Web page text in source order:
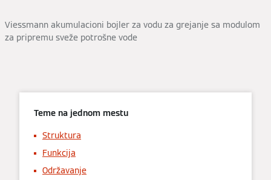
Viessmann akumulacioni bojler za vodu za grejanje sa modulom
za pripremu sveže potrošne vode
Teme na jednom mestu
Struktura
Funkcija
Održavanje